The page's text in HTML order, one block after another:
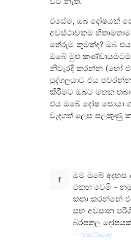
එසේම, ඔබ දෝෂයක්
අවස්ථාවකම
තේරුම කුමක්ද? ඔබ
ඔබේ මුළු
නිවැරදි කරන්න (හෝ
පුද්ගලයාට එය
කිරීමට ඔබට මතක
එය ඔබේ දෝෂ සොයා
වැදගත් ලෙස සලකුණු
මම ඔබේ අදහස
එකඟ වෙමි -
කතා කරන්නේ
සහ අවසාන
බරපතල
— MattDavey